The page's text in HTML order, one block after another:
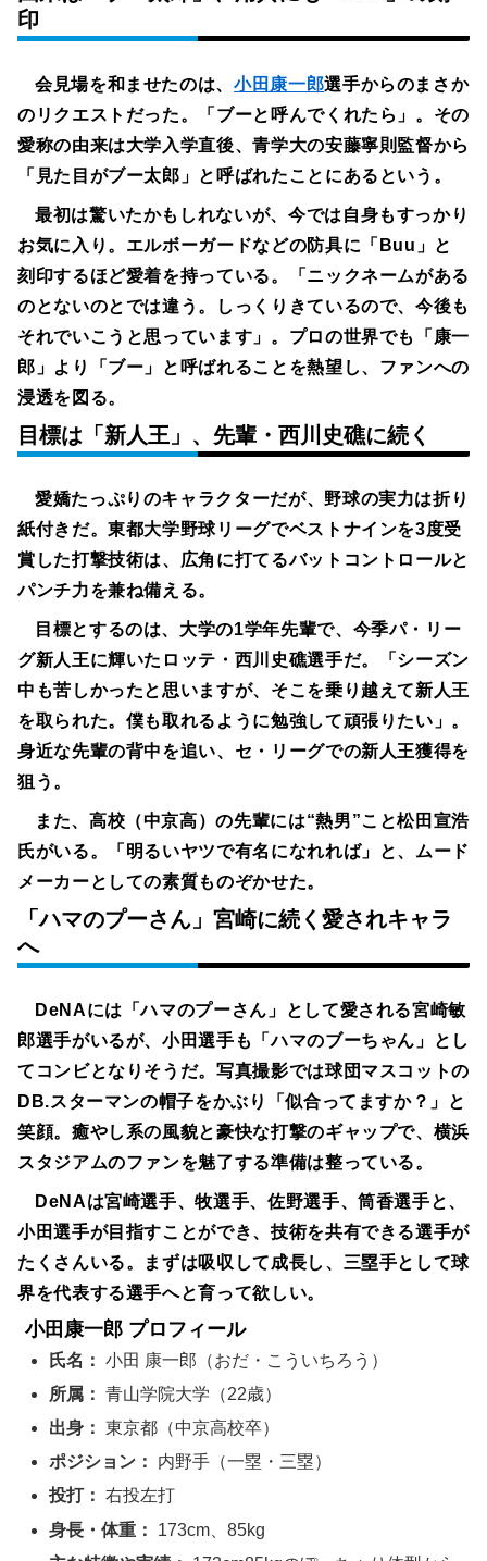
印
会見場を和ませたのは、小田康一郎選手からのまさか
のリクエストだった。「ブーと呼んでくれたら」。その
愛称の由来は大学入学直後、青学大の安藤寧則監督から
「見た目がブー太郎」と呼ばれたことにあるという。
最初は驚いたかもしれないが、今では自身もすっかり
お気に入り。エルボーガードなどの防具に「Buu」と
刻印するほど愛着を持っている。「ニックネームがある
のとないのとでは違う。しっくりきているので、今後も
それでいこうと思っています」。プロの世界でも「康一
郎」より「ブー」と呼ばれることを熱望し、ファンへの
浸透を図る。
目標は「新人王」、先輩・西川史礁に続く
愛嬌たっぷりのキャラクターだが、野球の実力は折り
紙付きだ。東都大学野球リーグでベストナインを3度受
賞した打撃技術は、広角に打てるバットコントロールと
パンチ力を兼ね備える。
目標とするのは、大学の1学年先輩で、今季パ・リー
グ新人王に輝いたロッテ・西川史礁選手だ。「シーズン
中も苦しかったと思いますが、そこを乗り越えて新人王
を取られた。僕も取れるように勉強して頑張りたい」。
身近な先輩の背中を追い、セ・リーグでの新人王獲得を
狙う。
また、高校（中京高）の先輩には“熱男”こと松田宣浩
氏がいる。「明るいヤツで有名になれれば」と、ムード
メーカーとしての素質ものぞかせた。
「ハマのプーさん」宮崎に続く愛されキャラ
へ
DeNAには「ハマのプーさん」として愛される宮崎敏
郎選手がいるが、小田選手も「ハマのブーちゃん」とし
てコンビとなりそうだ。写真撮影では球団マスコットの
DB.スターマンの帽子をかぶり「似合ってますか？」と
笑顔。癒やし系の風貌と豪快な打撃のギャップで、横浜
スタジアムのファンを魅了する準備は整っている。
DeNAは宮崎選手、牧選手、佐野選手、筒香選手と、
小田選手が目指すことができ、技術を共有できる選手が
たくさんいる。まずは吸収して成長し、三塁手として球
界を代表する選手へと育って欲しい。
小田康一郎 プロフィール
氏名： 小田 康一郎（おだ・こういちろう）
所属： 青山学院大学（22歳）
出身： 東京都（中京高校卒）
ポジション：
内野手（一塁・三塁）
投打： 右投左打
身長・体重：
173cm、85kg